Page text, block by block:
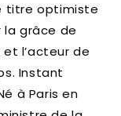
titre optimiste
la grâce de
l’acteur de
Instant
à Paris en